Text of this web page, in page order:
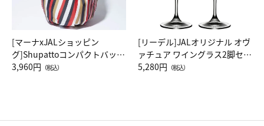
[マーナxJALショッピン
グ]Shupattoコンパクトバッグ
Drop JAL客室乗務員（LC）ス
3,960円 （税込）
[リーデル]JALオリジナル オヴ
ァチュア ワイングラス2脚セッ
ト（レッドワイン）
5,280円 （税込）